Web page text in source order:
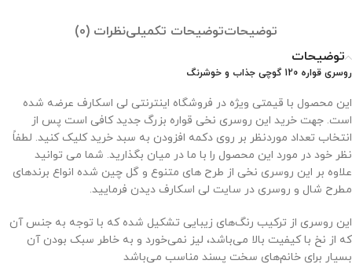
توضیحاتتوضیحات تکمیلینظرات (0)
توضیحات
روسری قواره 120 گوچی جذاب و خوشرنگ
این محصول با قیمتی ویژه در فروشگاه اینترنتی لی اسکارف عرضه شده
است. جهت خرید این روسری نخی قواره بزرگ جدید کافی است پس از
انتخاب تعداد موردنظر بر روی دکمه افزودن به سبد خرید کلیک کنید. لطفاً
نظر خود در مورد این محصول را با ما در میان بگذارید. شما می توانید
علاوه بر این روسری نخی از طرح های متنوع و گل چین شده انواع برندهای
مطرح شال و روسری در سایت لی اسکارف دیدن فرمایید.
این روسری از ترکیب رنگ‌های زیبایی تشکیل شده که با توجه به جنس آن
که از نخ با کیفیت بالا می‌باشد، لیز نمی‌خورد و به خاطر سبک بودن آن
بسیار برای خانم‌های سخت پسند مناسب می‌باشد